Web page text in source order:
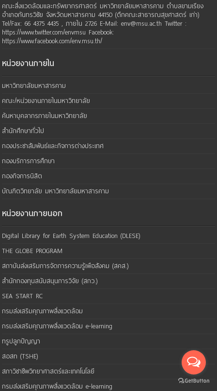
คณะสิ่งแวดล้อมและทรัพยากรศาสตร์ มหาวิทยาลัยมหาสารคาม ตำบลขามเรียง
อำเภอกันทรวิชัย จังหวัดมหาสารคาม 44150 (ตึกคณะสาธารณสุขศาสตร์ เก่า)
Tel/Fax: 66 4375 4435 , ภายใน 2726 E-Mail: env@msu.ac.th Twitter :
https://www.twitter.com/envmsu Facebook:
https://www.facebook.com/env.msu.th/
หน่วยงานภายใน
มหาวิทยาลัยมหาสารคาม
คณะ/หน่วยงานภายในมหาวิทยาลัย
ค้นหาบุคลากรภายในมหาวิทยาลัย
สำนักศึกษาทั่วไป
กองประชาสัมพันธ์และกิจการต่างประเทศ
กองบริการการศึกษา
กองกิจการนิสิต
บัณฑิตวิทยาลัย มหาวิทยาลัยมหาสารคาม
หน่วยงานภายนอก
Digital Library for Earth System Education (DLESE)
THE GLOBE PROGRAM
สถาบันส่งเสริมการจัดการความรู้เพือสังคม (สคส.)
สำนักกองทุนสนับสนุนการวิจัย (สกว.)
SEA START RC
กรมส่งเสริมคุณภาพสิ่งแวดล้อม
กรมส่งเสริมคุณภาพสิ่งแวดล้อม e-learning
ทรูปลูกปัญญา
สอสท (TSHE)
สภาวิชาชีพวิทยาศาสตร์และเทคโนโลยี
กรมส่งเสริมคุณภาพสิ่งแวดล้อม e-learning